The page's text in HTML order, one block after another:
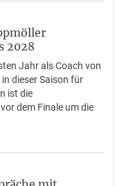
2028
Jahr als Coach von
dieser Saison für
ist die
dem Finale um die